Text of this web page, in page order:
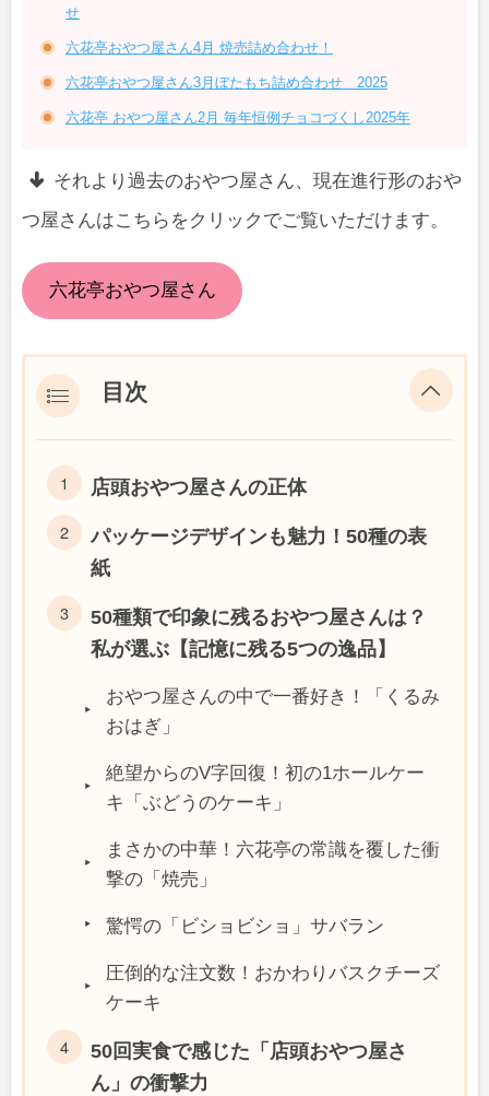
せ
六花亭おやつ屋さん4月 焼売詰め合わせ！
六花亭おやつ屋さん3月ぼたもち詰め合わせ 2025
六花亭 おやつ屋さん2月 毎年恒例チョコづくし2025年
それより過去のおやつ屋さん、現在進行形のおや
つ屋さんはこちらをクリックでご覧いただけます。
六花亭おやつ屋さん
目次
店頭おやつ屋さんの正体
パッケージデザインも魅力！50種の表
紙
50種類で印象に残るおやつ屋さんは？
私が選ぶ【記憶に残る5つの逸品】
おやつ屋さんの中で一番好き！「くるみ
おはぎ」
絶望からのV字回復！初の1ホールケー
キ「ぶどうのケーキ」
まさかの中華！六花亭の常識を覆した衝
撃の「焼売」
驚愕の「ビショビショ」サバラン
圧倒的な注文数！おかわりバスクチーズ
ケーキ
50回実食で感じた「店頭おやつ屋さ
ん」の衝撃力